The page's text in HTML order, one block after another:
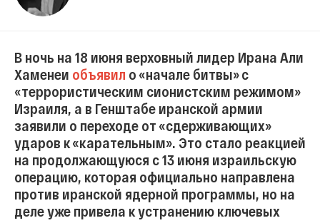
В ночь на 18 июня верховный лидер Ирана Али
Хаменеи объявил о «начале битвы» с
«террористическим сионистским режимом»
Израиля, а в Генштабе иранской армии
заявили о переходе от «сдерживающих»
ударов к «карательным». Это стало реакцией
на продолжающуюся с 13 июня израильскую
операцию, которая официально направлена
против иранской ядерной программы, но на
деле уже привела к устранению ключевых